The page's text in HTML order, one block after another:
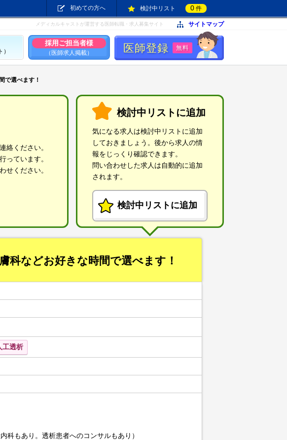
初めての方へ 検討中リスト 0 件
メディカルキャストが運営する医師転職・求人募集サイト サイトマップ
採用ご担当者様
（医師求人掲載） 医師登録 無料
で選べます！
絡ください。
っています。
せください。
検討中リストに追加
気になる求人は検討中リストに追加
しておきましょう。後から求人の情
報をじっくり確認できます。
問い合わせした求人は自動的に追加
されます。
検討中リストに追加
科などお好きな時間で選べます！
工透析
科もあり。透析患者へのコンサルもあり）